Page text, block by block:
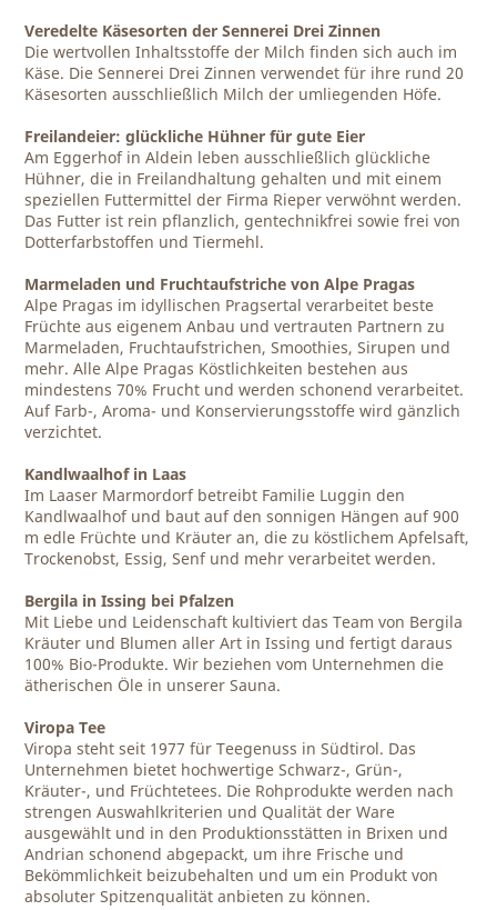
Veredelte Käsesorten der Sennerei Drei Zinnen
Die wertvollen Inhaltsstoffe der Milch finden sich auch im
Käse. Die Sennerei Drei Zinnen verwendet für ihre rund 20
Käsesorten ausschließlich Milch der umliegenden Höfe.
Freilandeier: glückliche Hühner für gute Eier
Am Eggerhof in Aldein leben ausschließlich glückliche
Hühner, die in Freilandhaltung gehalten und mit einem
speziellen Futtermittel der Firma Rieper verwöhnt werden.
Das Futter ist rein pflanzlich, gentechnikfrei sowie frei von
Dotterfarbstoffen und Tiermehl.
Marmeladen und Fruchtaufstriche von Alpe Pragas
Alpe Pragas im idyllischen Pragsertal verarbeitet beste
Früchte aus eigenem Anbau und vertrauten Partnern zu
Marmeladen, Fruchtaufstrichen, Smoothies, Sirupen und
mehr. Alle Alpe Pragas Köstlichkeiten bestehen aus
mindestens 70% Frucht und werden schonend verarbeitet.
Auf Farb-, Aroma- und Konservierungsstoffe wird gänzlich
verzichtet.
Kandlwaalhof in Laas
Im Laaser Marmordorf betreibt Familie Luggin den
Kandlwaalhof und baut auf den sonnigen Hängen auf 900
m edle Früchte und Kräuter an, die zu köstlichem Apfelsaft,
Trockenobst, Essig, Senf und mehr verarbeitet werden.
Bergila in Issing bei Pfalzen
Mit Liebe und Leidenschaft kultiviert das Team von Bergila
Kräuter und Blumen aller Art in Issing und fertigt daraus
100% Bio-Produkte. Wir beziehen vom Unternehmen die
ätherischen Öle in unserer Sauna.
Viropa Tee
Viropa steht seit 1977 für Teegenuss in Südtirol. Das
Unternehmen bietet hochwertige Schwarz-, Grün-,
Kräuter-, und Früchtetees. Die Rohprodukte werden nach
strengen Auswahlkriterien und Qualität der Ware
ausgewählt und in den Produktionsstätten in Brixen und
Andrian schonend abgepackt, um ihre Frische und
Bekömmlichkeit beizubehalten und um ein Produkt von
absoluter Spitzenqualität anbieten zu können.